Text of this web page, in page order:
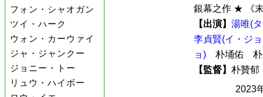
フォン・シャオガン
ツイ・ハーク
ウォン・カーウァイ
ジャ・ジャンクー
ジョニー・トー
リュウ・ハイボー
銀幕之作 ★ 《
【出演】 湯唯(
李貞賢(イ・ジ
ョ) 朴埇佑
【監督】 朴贊
2023